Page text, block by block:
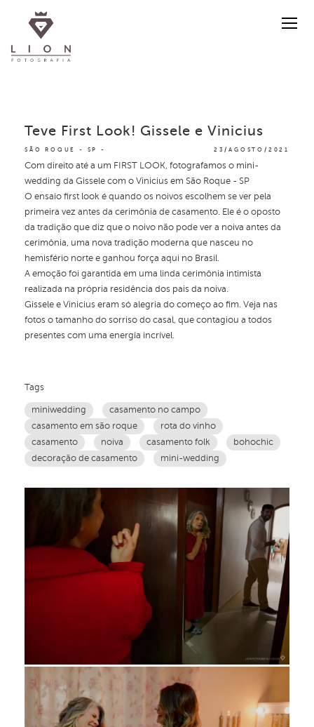
SÃO ROQUE - SP 23/AGOSTO/2021
Teve First Look! Gissele e Vinicius
Com direito até a um FIRST LOOK, fotografamos o mini-
wedding da Gissele com o Vinicius em São Roque - SP
O ensaio first look é quando os noivos escolhem se ver pela
primeira vez antes da cerimônia de casamento. Ele é o oposto
da tradição que diz que o noivo não pode ver a noiva antes da
cerimônia, uma nova tradição moderna que nasceu no
hemisfério norte e ganhou força aqui no Brasil.
A emoção foi garantida em uma linda cerimônia intimista
realizada na própria residência dos pais da noiva.
Gissele e Vinicius eram só alegria do começo ao fim. Veja nas
fotos o tamanho do sorriso do casal, que contagiou a todos
presentes com uma energia incrível.
Tags
miniwedding
casamento no campo
casamento em são roque
rota do vinho
casamento
noiva casamento folk
bohochic
decoração de casamento
mini-wedding